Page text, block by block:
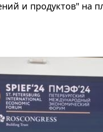
и продуктов" на